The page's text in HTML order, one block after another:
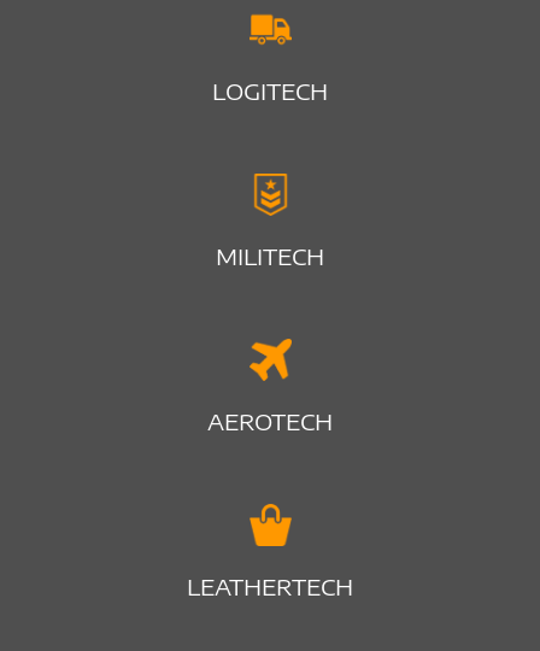
LOGITECH
MILITECH
AEROTECH
LEATHERTECH